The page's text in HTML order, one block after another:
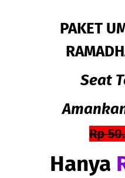
PAKET
Seat
Rp
Hanya